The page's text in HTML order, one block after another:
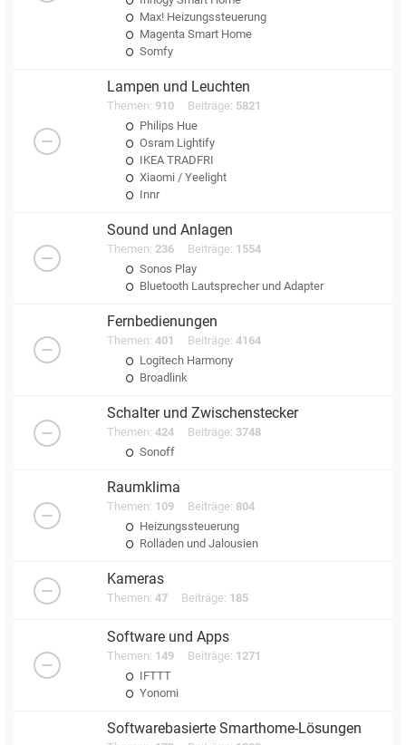
Max! Heizungssteuerung
Magenta Smart Home
Somfy
Lampen und Leuchten
Themen: 910 Beiträge: 5821
Philips Hue
Osram Lightify
IKEA TRADFRI
Xiaomi / Yeelight
Innr
Sound und Anlagen
Themen: 236 Beiträge: 1554
Sonos Play
Bluetooth Lautsprecher und Adapter
Fernbedienungen
Themen: 401 Beiträge: 4164
Logitech Harmony
Broadlink
Schalter und Zwischenstecker
Themen: 424 Beiträge: 3748
Sonoff
Raumklima
Themen: 109 Beiträge: 804
Heizungssteuerung
Rolladen und Jalousien
Kameras
Themen: 47 Beiträge: 185
Software und Apps
Themen: 149 Beiträge: 1271
IFTTT
Yonomi
Softwarebasierte Smarthome-Lösungen